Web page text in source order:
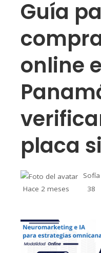
Guía
online
placa
Hace 2 meses
38